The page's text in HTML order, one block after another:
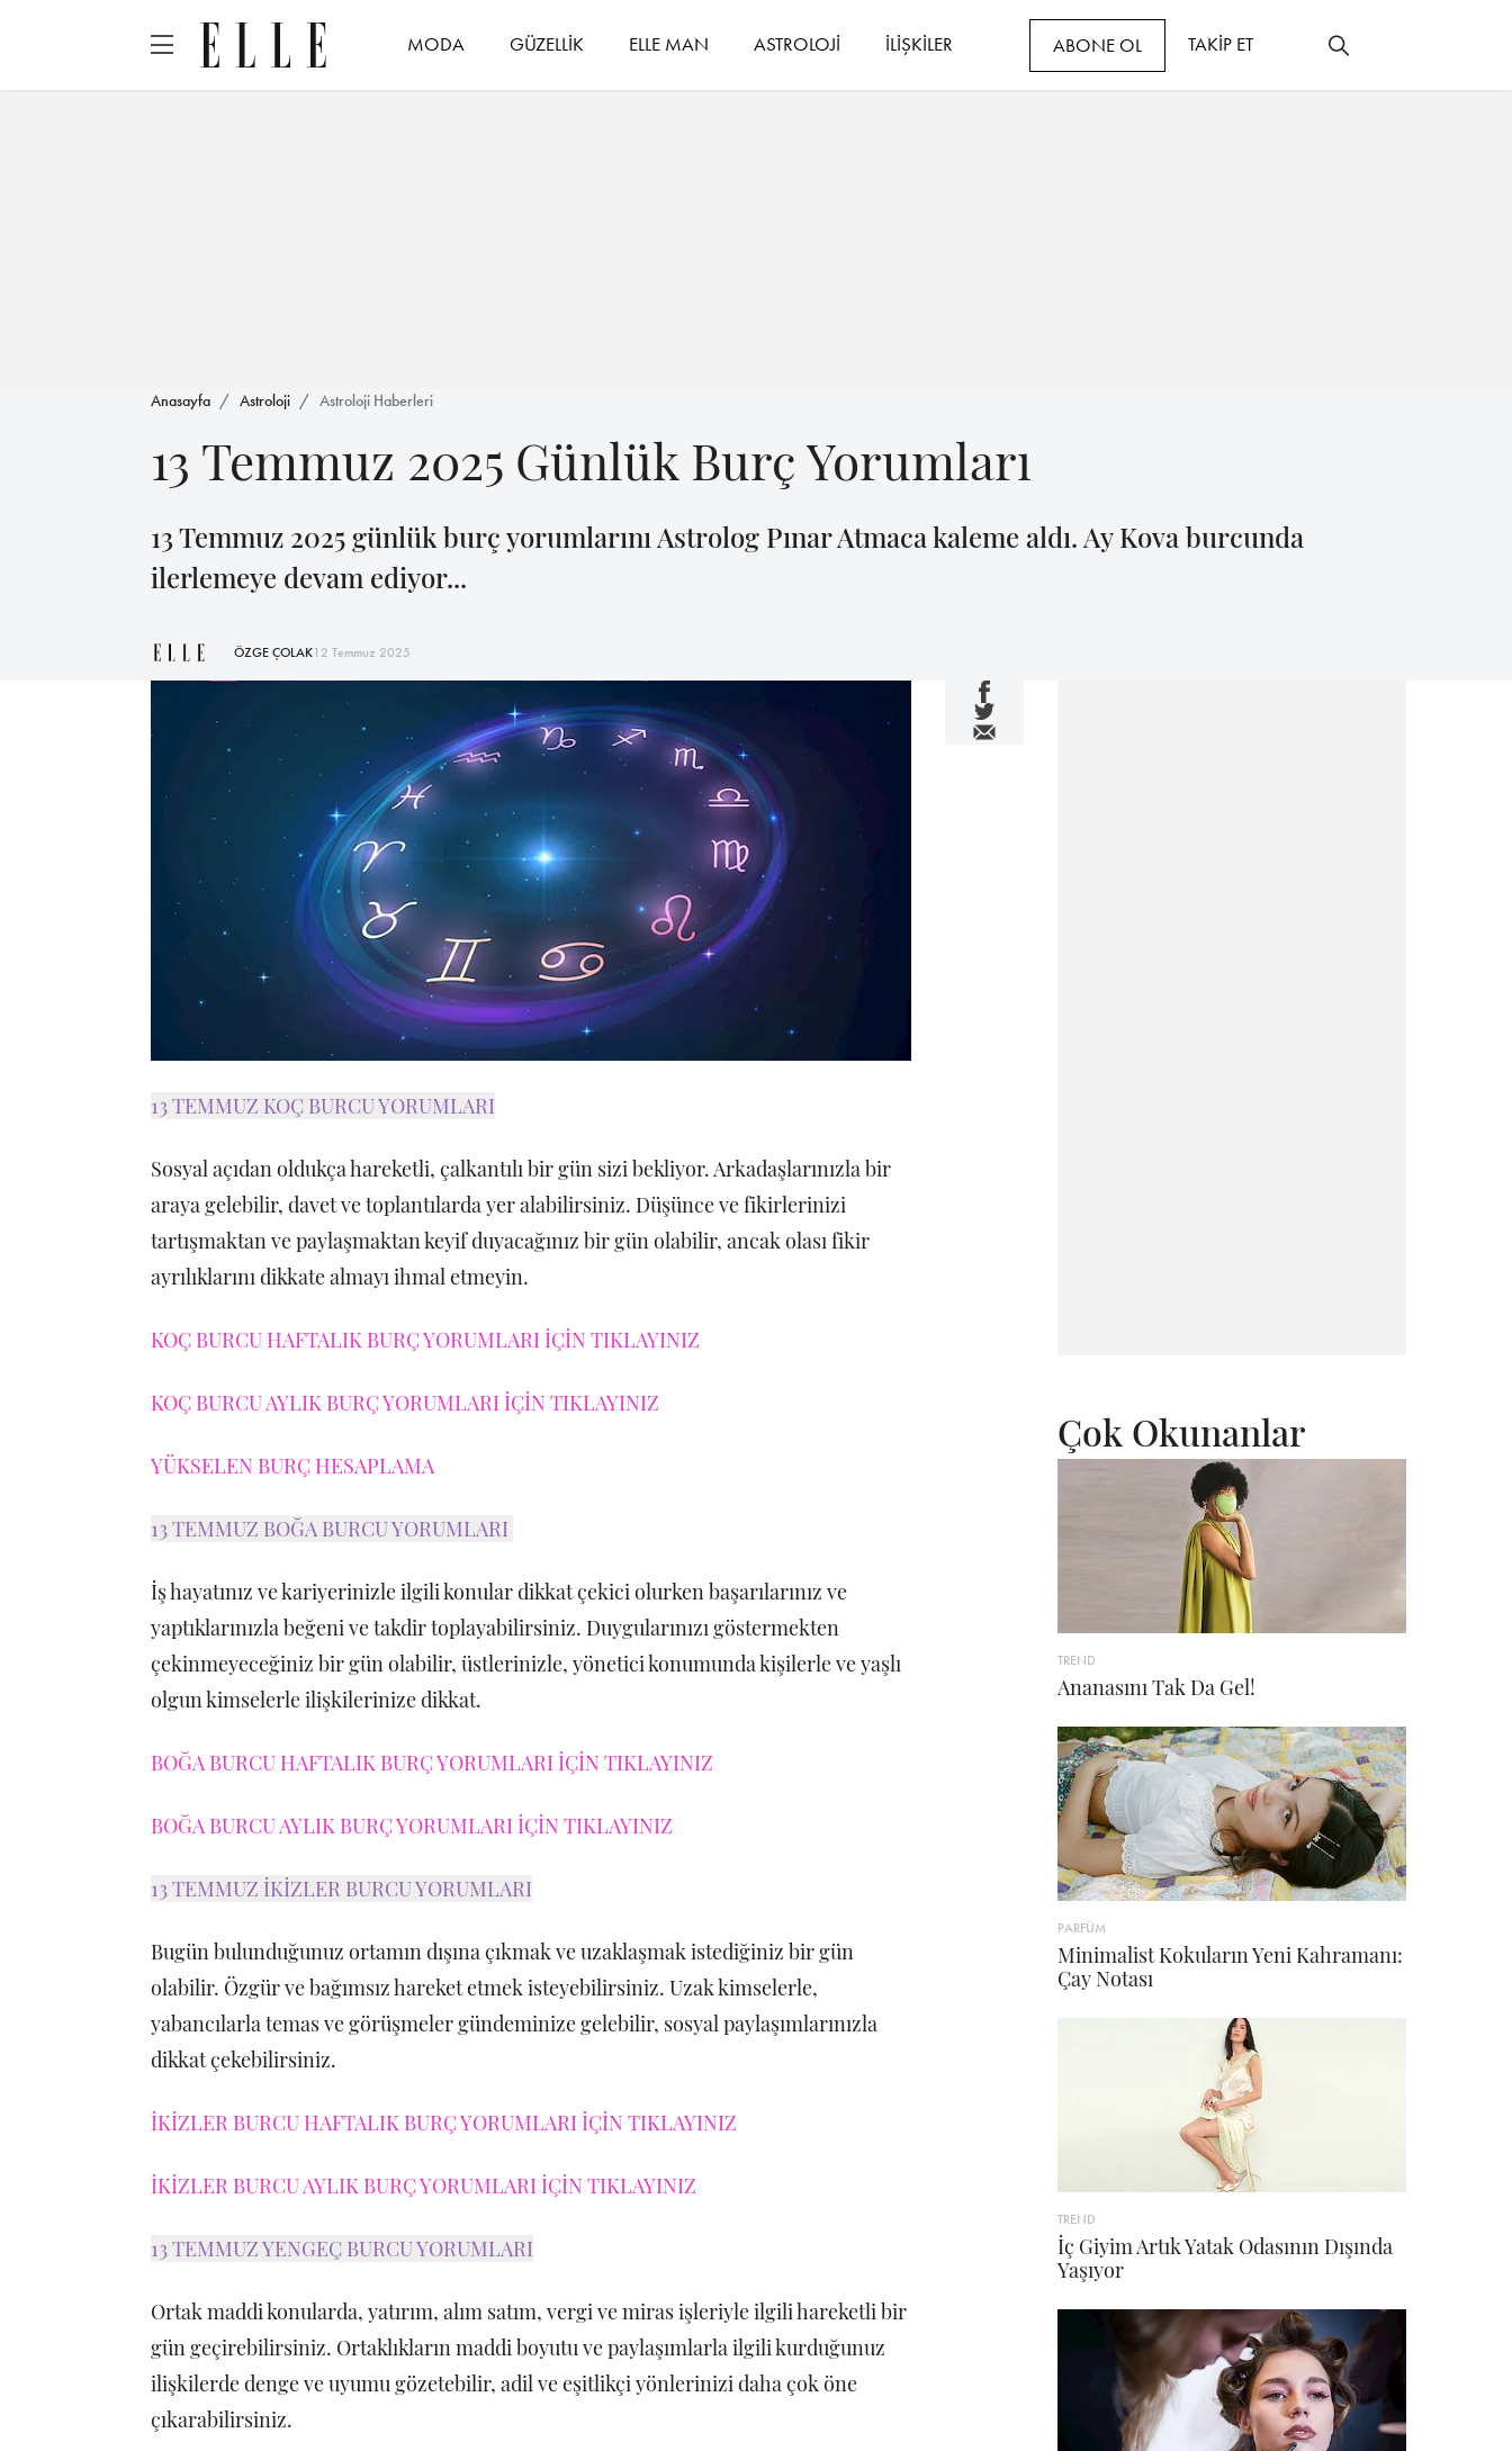
MODA GÜZELLİK ELLE MAN ASTROLOJİ İLİŞKİLER ABONE OL TAKİP ET
Anasayfa Astroloji Astroloji Haberleri
13 Temmuz 2025 Günlük Burç Yorumları
13 Temmuz 2025 günlük burç yorumlarını Astrolog Pınar Atmaca kaleme aldı. Ay Kova burcunda
ilerlemeye devam ediyor...
ÖZGE ÇOLAK12 Temmuz 2025
13 TEMMUZ KOÇ BURCU YORUMLARI
Sosyal açıdan oldukça hareketli, çalkantılı bir gün sizi bekliyor. Arkadaşlarınızla bir
araya gelebilir, davet ve toplantılarda yer alabilirsiniz. Düşünce ve fikirlerinizi
tartışmaktan ve paylaşmaktan keyif duyacağınız bir gün olabilir, ancak olası fikir
ayrılıklarını dikkate almayı ihmal etmeyin.
KOÇ BURCU HAFTALIK BURÇ YORUMLARI İÇİN TIKLAYINIZ
KOÇ BURCU AYLIK BURÇ YORUMLARI İÇİN TIKLAYINIZ
YÜKSELEN BURÇ HESAPLAMA
13 TEMMUZ BOĞA BURCU YORUMLARI
İş hayatınız ve kariyerinizle ilgili konular dikkat çekici olurken başarılarınız ve
yaptıklarınızla beğeni ve takdir toplayabilirsiniz. Duygularınızı göstermekten
çekinmeyeceğiniz bir gün olabilir, üstlerinizle, yönetici konumunda kişilerle ve yaşlı
olgun kimselerle ilişkilerinize dikkat.
BOĞA BURCU HAFTALIK BURÇ YORUMLARI İÇİN TIKLAYINIZ
BOĞA BURCU AYLIK BURÇ YORUMLARI İÇİN TIKLAYINIZ
13 TEMMUZ İKİZLER BURCU YORUMLARI
Bugün bulunduğunuz ortamın dışına çıkmak ve uzaklaşmak istediğiniz bir gün
olabilir. Özgür ve bağımsız hareket etmek isteyebilirsiniz. Uzak kimselerle,
yabancılarla temas ve görüşmeler gündeminize gelebilir, sosyal paylaşımlarınızla
dikkat çekebilirsiniz.
İKİZLER BURCU HAFTALIK BURÇ YORUMLARI İÇİN TIKLAYINIZ
İKİZLER BURCU AYLIK BURÇ YORUMLARI İÇİN TIKLAYINIZ
13 TEMMUZ YENGEÇ BURCU YORUMLARI
Ortak maddi konularda, yatırım, alım satım, vergi ve miras işleriyle ilgili hareketli bir
gün geçirebilirsiniz. Ortaklıkların maddi boyutu ve paylaşımlarla ilgili kurduğunuz
ilişkilerde denge ve uyumu gözetebilir, adil ve eşitlikçi yönlerinizi daha çok öne
çıkarabilirsiniz.
Çok Okunanlar
TREND
Ananasını Tak Da Gel!
PARFÜM
Minimalist Kokuların Yeni Kahramanı:
Çay Notası
TREND
İç Giyim Artık Yatak Odasının Dışında
Yaşıyor